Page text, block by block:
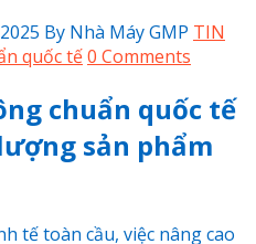
By Nhà Máy GMP TIN
quốc tế0 Comments
chuẩn quốc tế
sản phẩm
tế toàn cầu, việc nâng cao